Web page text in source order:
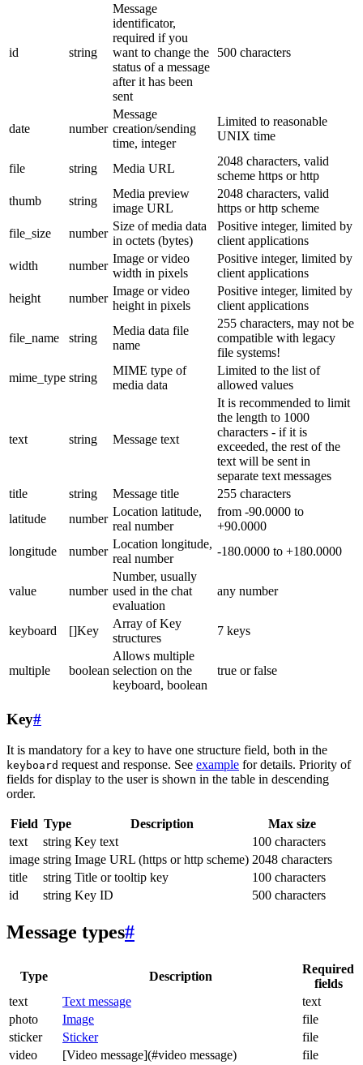
id string
Message
identificator,
required if you
want to change the
status of a message
after it has been
sent
500 characters
date number
Message
creation/sending
time, integer
Limited to reasonable
UNIX time
file string Media URL
2048 characters, valid
scheme https or http
thumb
string
Media preview
image URL
2048 characters, valid
https or http scheme
file_size
number
Size of media data
in octets (bytes)
Positive integer, limited by
client applications
width
number
Image or video
width in pixels
Positive integer, limited by
client applications
height
number
Image or video
height in pixels
Positive integer, limited by
client applications
file_name string
Media data file
name
255 characters, may not be
compatible with legacy
file systems!
mime_type string
MIME type of
media data
Limited to the list of
allowed values
text string Message text
It is recommended to limit
the length to 1000
characters - if it is
exceeded, the rest of the
text will be sent in
separate text messages
title
string Message title
255 characters
latitude
number
Location latitude,
real number
from -90.0000 to
+90.0000
longitude
number
Location longitude,
real number
-180.0000 to +180.0000
value number
Number, usually
used in the chat
evaluation
any number
keyboard []Key
Array of Key
structures
7 keys
multiple boolean
Allows multiple
selection on the
keyboard, boolean
true or false
Key#
It is mandatory for a key to have one structure field, both in the
keyboard request and response. See example for details. Priority of
fields for display to the user is shown in the table in descending
order.
Field Type Description
Max size
text
string Key text
100 characters
image string Image URL (https or http scheme) 2048 characters
title
string Title or tooltip key
100 characters
id
string Key ID 500 characters
Message types#
Type Description
Required
fields
text
Text message
text
photo
Image
file
sticker
Sticker
file
video
[Video message](#video message)
file